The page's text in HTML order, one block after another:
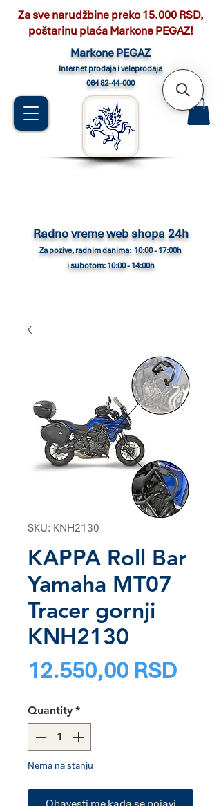
Markone PEGAZ
Internet prodaja i veleprodaja
064 82-44-000
Radno vreme web shopa 24h
Za pozive, radnim danima: 10:00 - 17:00h
i subotom: 10:00 - 14:00h
Za sve narudžbine preko 15.000 RSD,
poštarinu plaća Markone PEGAZ!
SKU: KNH2130
KAPPA Roll Bar
Yamaha MT07
Tracer gornji
KNH2130
12.550,00 RSDPrice
Quantity *
Nema na stanju